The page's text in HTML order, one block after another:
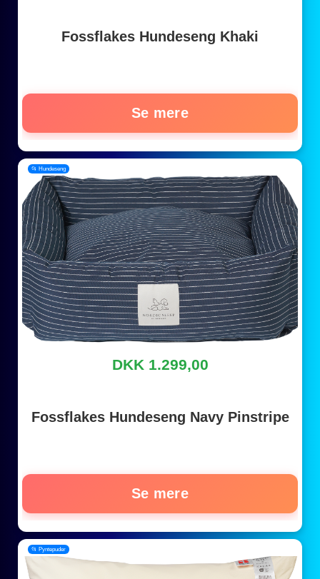
Fossflakes Hundeseng Khaki
Se mere
📂 Hundeseng
DKK 1.299,00
Fossflakes Hundeseng Navy Pinstripe
Se mere
📂 Pyntepuder